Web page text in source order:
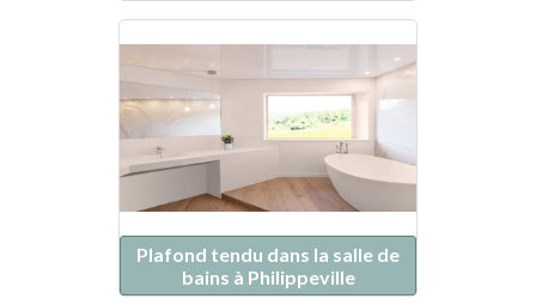
Plafond tendu dans la salle de
bains à Philippeville